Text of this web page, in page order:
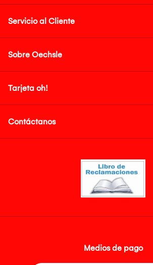
Servicio al Cliente
Sobre Oechsle
Tarjeta oh!
Contáctanos
Medios de pago